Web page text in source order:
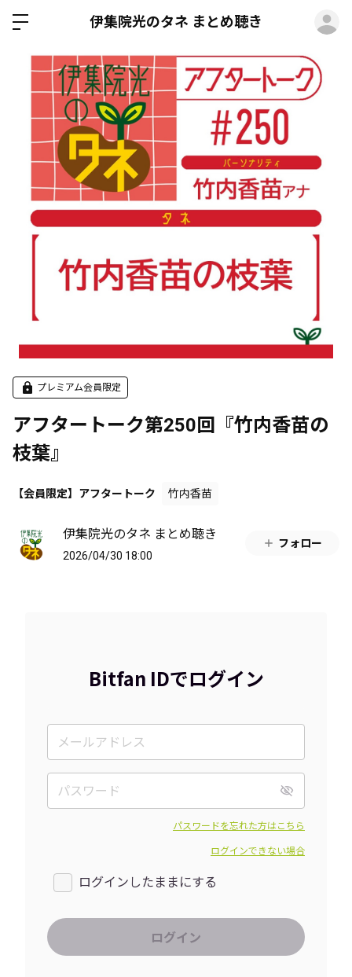
伊集院光のタネ まとめ聴き
プレミアム会員限定
アフタートーク第250回『竹内香苗の
枝葉』
【会員限定】アフタートーク 竹内香苗
伊集院光のタネ まとめ聴き
2026/04/30 18:00
フォロー
Bitfan IDでログイン
パスワードを忘れた方はこちら
ログインできない場合
ログインしたままにする